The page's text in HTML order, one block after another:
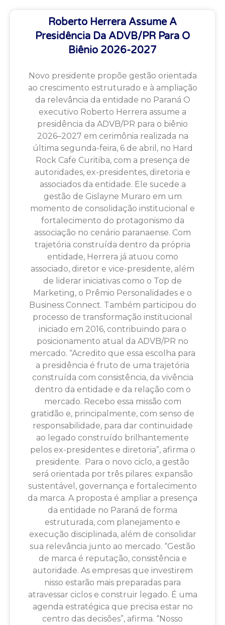
Roberto Herrera Assume A
Presidência Da ADVB/PR Para O
Biênio 2026-2027
Novo presidente propõe gestão orientada
ao crescimento estruturado e à ampliação
da relevância da entidade no Paraná O
executivo Roberto Herrera assume a
presidência da ADVB/PR para o biênio
2026–2027 em cerimônia realizada na
última segunda-feira, 6 de abril, no Hard
Rock Cafe Curitiba, com a presença de
autoridades, ex-presidentes, diretoria e
associados da entidade. Ele sucede a
gestão de Gislayne Muraro em um
momento de consolidação institucional e
fortalecimento do protagonismo da
associação no cenário paranaense. Com
trajetória construída dentro da própria
entidade, Herrera já atuou como
associado, diretor e vice-presidente, além
de liderar iniciativas como o Top de
Marketing, o Prêmio Personalidades e o
Business Connect. Também participou do
processo de transformação institucional
iniciado em 2016, contribuindo para o
posicionamento atual da ADVB/PR no
mercado. “Acredito que essa escolha para
a presidência é fruto de uma trajetória
construída com consistência, da vivência
dentro da entidade e da relação com o
mercado. Recebo essa missão com
gratidão e, principalmente, com senso de
responsabilidade, para dar continuidade
ao legado construído brilhantemente
pelos ex-presidentes e diretoria”, afirma o
presidente. Para o novo ciclo, a gestão
será orientada por três pilares: expansão
sustentável, governança e fortalecimento
da marca. A proposta é ampliar a presença
da entidade no Paraná de forma
estruturada, com planejamento e
execução disciplinada, além de consolidar
sua relevância junto ao mercado. “Gestão
de marca é reputação, consistência e
autoridade. As empresas que investirem
nisso estarão mais preparadas para
atravessar ciclos e construir legado. É uma
agenda estratégica que precisa estar no
centro das decisões”, afirma. “Nosso